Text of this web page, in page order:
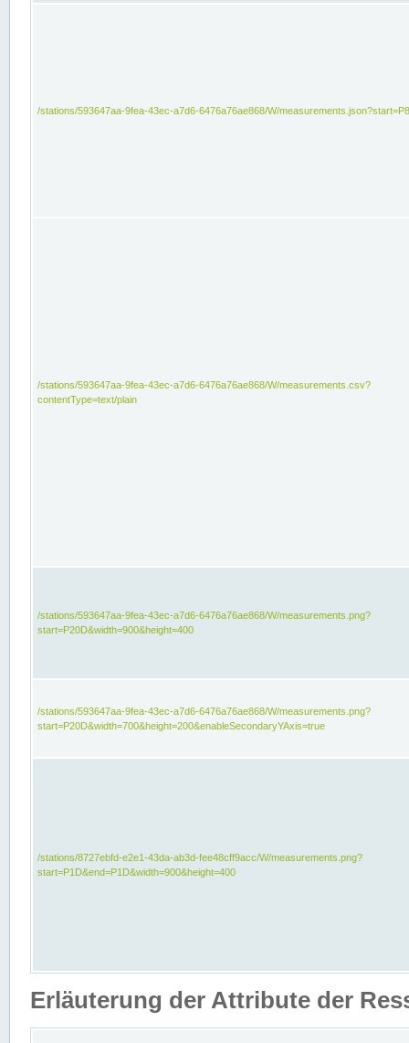
/stations/593647aa-9fea-43ec-a7d6-6476a76ae868/W/
/stations/593647aa-9fea-43ec-a7d6-6476a76ae868/W/measurements.csv?
contentType=text/plain
/stations/593647aa-9fea-43ec-a7d6-6476a76ae868/W/measurements.png?
start=P20D&width=900&height=400
/stations/593647aa-9fea-43ec-a7d6-6476a76ae868/W/measurements.png?
start=P20D&width=700&height=200&enableSecondaryYAxis=true
/stations/8727ebfd-e2e1-43da-ab3d-fee48cff9acc/W/measurements.png?
start=P1D&end=P1D&width=900&height=400
Erläuterung der Attribute der